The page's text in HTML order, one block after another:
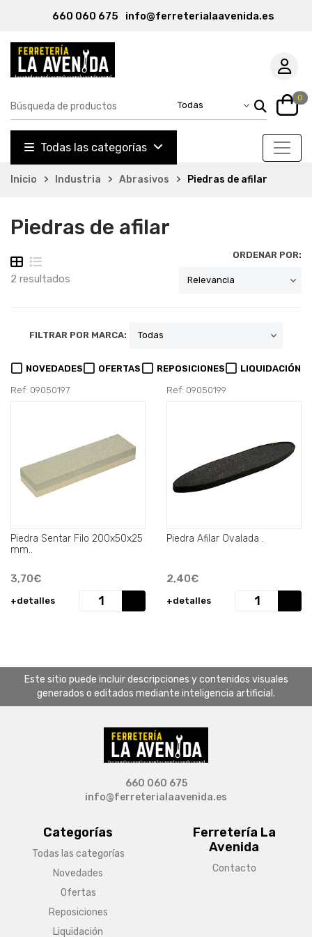
660 060 675 info@ferreterialaavenida.es
0
Todas las categorías
Inicio Industria Abrasivos Piedras de afilar
Piedras de afilar
2 resultados
ORDENAR POR:
FILTRAR POR MARCA:
NOVEDADES OFERTAS REPOSICIONES LIQUIDACIÓN
Ref: 09050197
Piedra Sentar Filo 200x50x25
mm..
3,70€
+detalles
Ref: 09050199
Piedra Afilar Ovalada .
2,40€
+detalles
Este sitio puede incluir descripciones y contenidos visuales
generados o editados mediante inteligencia artificial.
Categorías
Todas las categorías
Novedades
Ofertas
Reposiciones
Liquidación
Ferretería La
Avenida
Contacto
660 060 675
info@ferreterialaavenida.es